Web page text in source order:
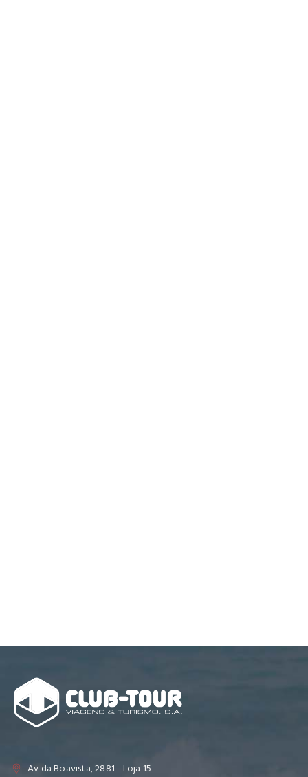
Av da Boavista, 2881 - Loja 15